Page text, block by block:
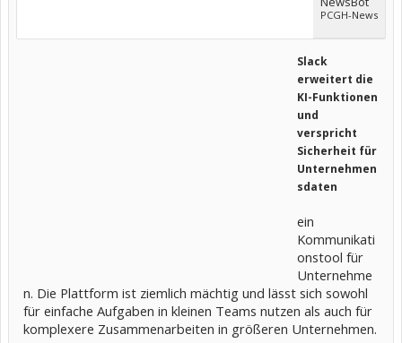
PCGH-News
Slack
erweitert die
KI-Funktionen
und
verspricht
Sicherheit für
Unternehmen
sdaten
ein
Kommunikati
onstool für
Unternehme
n. Die Plattform ist ziemlich mächtig und lässt sich sowohl
für einfache Aufgaben in kleinen Teams nutzen als auch für
komplexere Zusammenarbeiten in größeren Unternehmen.